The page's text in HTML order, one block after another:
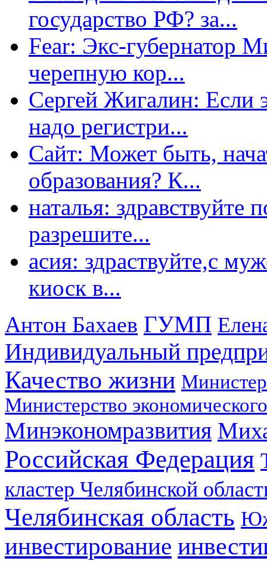
государство РФ? за...
Fear: Экс-губернатор
черепную кор...
Сергей Жигалин: Если
надо регистри...
Сайт: Может быть,
образования? К...
наталья: здравствуйте
разрешите...
асия: здраствуйте,с
киоск в...
Антон Бахаев ГУМП
Индивидуальный
Качество жизни
Министерство
Минэкономразвития
Российская Федерация
кластер Челябинской
Челябинская область
инвестирование